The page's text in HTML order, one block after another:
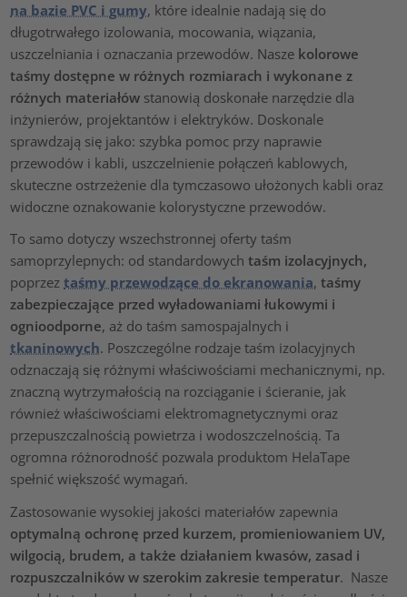
na bazie PVC i gumy, które idealnie nadają się do
długotrwałego izolowania, mocowania, wiązania,
uszczelniania i oznaczania przewodów. Nasze kolorowe
taśmy dostępne w różnych rozmiarach i wykonane z
różnych materiałów stanowią doskonałe narzędzie dla
inżynierów, projektantów i elektryków. Doskonale
sprawdzają się jako: szybka pomoc przy naprawie
przewodów i kabli, uszczelnienie połączeń kablowych,
skuteczne ostrzeżenie dla tymczasowo ułożonych kabli oraz
widoczne oznakowanie kolorystyczne przewodów.
To samo dotyczy wszechstronnej oferty taśm
samoprzylepnych: od standardowychtaśm izolacyjnych,
poprzeztaśmy przewodzące do ekranowania,taśmy
zabezpieczające przed wyładowaniami łukowymi i
ognioodporne, aż do taśm samospajalnych i
tkaninowych. Poszczególne rodzaje taśm izolacyjnych
odznaczają się różnymi właściwościami mechanicznymi, np.
znaczną wytrzymałością na rozciąganie i ścieranie, jak
również właściwościami elektromagnetycznymi oraz
przepuszczalnością powietrza i wodoszczelnością. Ta
ogromna różnorodność pozwala produktom HelaTape
spełnić większość wymagań.
Zastosowanie wysokiej jakości materiałów zapewnia
optymalną ochronę przed kurzem, promieniowaniem UV,
wilgocią, brudem, a także działaniem kwasów, zasad i
rozpuszczalników w szerokim zakresie temperatur. Nasze